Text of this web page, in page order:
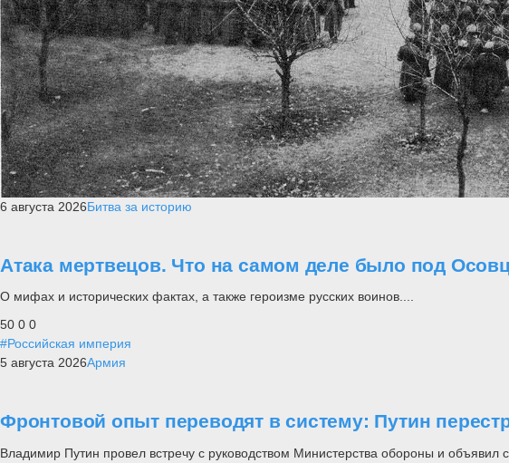
6 августа 2026Битва за историю
Атака мертвецов. Что на самом деле было под
О мифах и исторических фактах, а также героизме русских воинов....
50 0 0
#Российская империя
5 августа 2026Армия
Фронтовой опыт переводят в систему: Путин
Владимир Путин провел встречу с руководством Министерства обороны и